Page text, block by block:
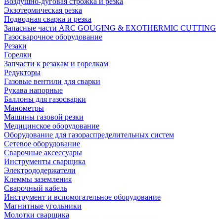
Экзотермическая резка
Подводная сварка и резка
Запасные части ARC GOUGING & EXOTHERMIC CUTTING
Газосварочное оборудование
Резаки
Горелки
Запчасти к резакам и горелкам
Редукторы
Газовые вентили для сварки
Рукава напорные
Баллоны для газосварки
Манометры
Машины газовой резки
Медицинское оборудование
Оборудование для газораспределительных систем
Сетевое оборудование
Сварочные аксессуары
Инструменты сварщика
Электрододержатели
Клеммы заземления
Сварочный кабель
Инструмент и вспомогательное оборудование
Магнитные угольники
Молотки сварщика